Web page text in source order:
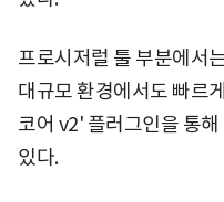
프로시저럴 툴 부분에서
대규모 환경에서도 빠르
코어 v2' 플러그인을 통
있다.